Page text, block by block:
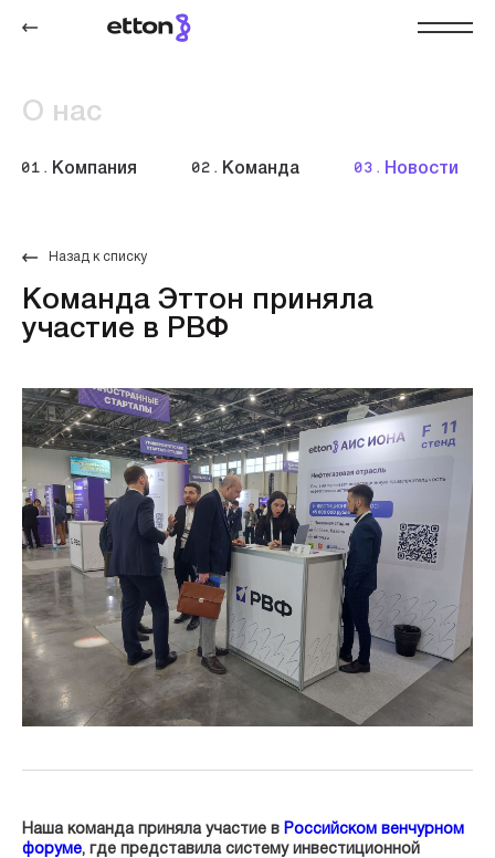
О нас
01. Компания 02. Команда 03. Новости
Назад к списку
Команда Эттон приняла
участие в РВФ
Наша команда приняла участие в Российском венчурном
форуме, где представила систему инвестиционной